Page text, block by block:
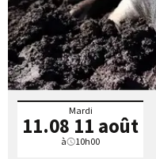
Mardi
11.08 11 août
à 10h00